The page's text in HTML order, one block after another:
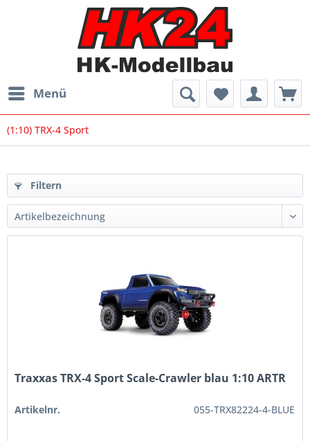
Menü
(1:10) TRX-4 Sport
Filtern
Traxxas TRX-4 Sport Scale-Crawler blau 1:10 ARTR
Artikelnr. 055-TRX82224-4-BLUE